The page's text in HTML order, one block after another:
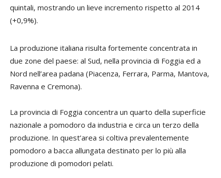
quintali, mostrando un lieve incremento rispetto al 2014
(+0,9%).
La produzione italiana risulta fortemente concentrata in
due zone del paese: al Sud, nella provincia di Foggia ed a
Nord nell’area padana (Piacenza, Ferrara, Parma, Mantova,
Ravenna e Cremona).
La provincia di Foggia concentra un quarto della superficie
nazionale a pomodoro da industria e circa un terzo della
produzione. In quest’area si coltiva prevalentemente
pomodoro a bacca allungata destinato per lo più alla
produzione di pomodori pelati.